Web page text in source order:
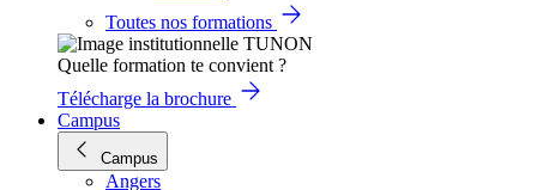
Toutes nos formations
Quelle formation te convient ?
Télécharge la brochure
Campus
Campus
Angers